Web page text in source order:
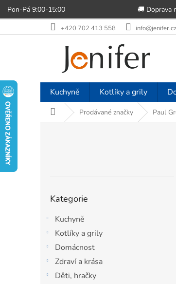
Pon-Pá 9:00-15:00 🚚 Doprava
na
+420 702 413 558 info@jenifer.cz
Kuchyně Kotlíky a grily
Domů Prodávané značky Paul
kategorie
Kategorie
Kuchyně
Kotlíky a grily
Domácnost
Zdraví a krása
Děti, hračky